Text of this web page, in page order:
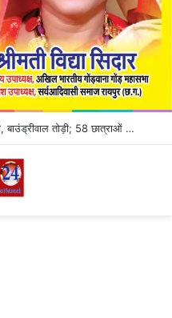
CG News: छात्रावास में घुसे दो हाथी, बाउंड्रीवाल तोड़ी; 58 छात्राओं को सुरक्षित किया गया शिफ्ट, कटहल की महक से पहुंचे थे गजराज